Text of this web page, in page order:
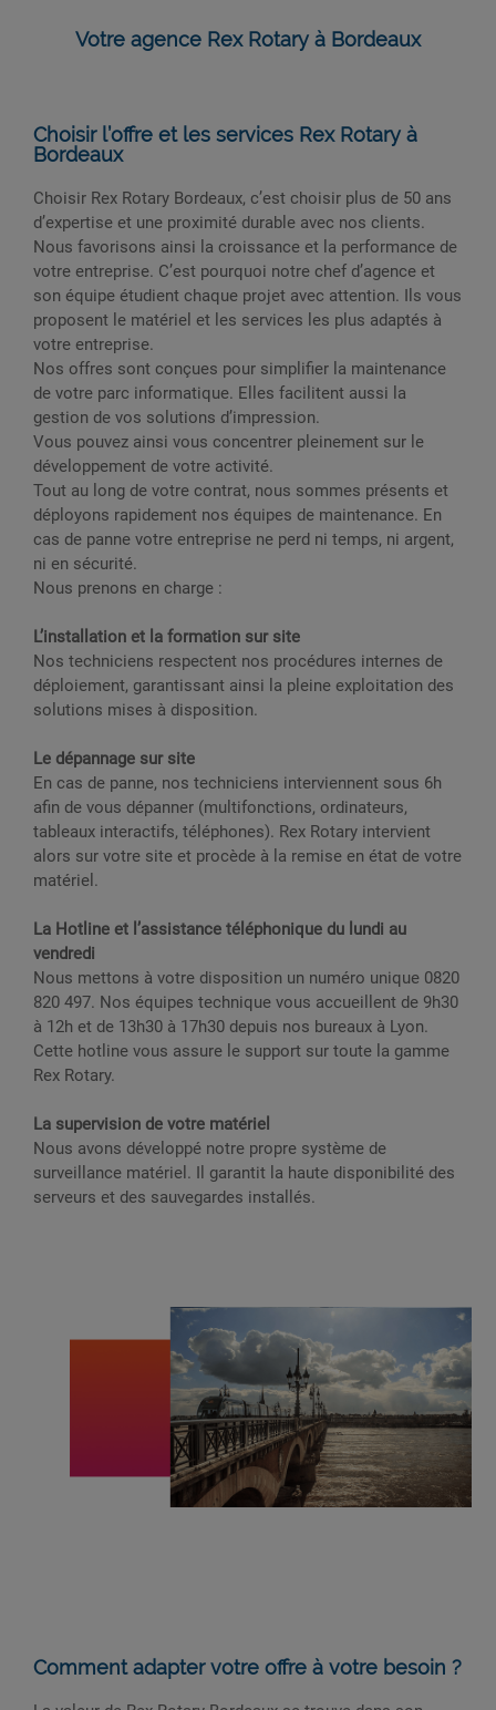
Votre agence Rex Rotary à Bordeaux
Choisir l’offre et les services Rex Rotary à
Bordeaux
Choisir Rex Rotary Bordeaux, c’est choisir plus de 50 ans
d’expertise et une proximité durable avec nos clients.
Nous favorisons ainsi la croissance et la performance de
votre entreprise. C’est pourquoi notre chef d’agence et
son équipe étudient chaque projet avec attention. Ils vous
proposent le matériel et les services les plus adaptés à
votre entreprise.
Nos offres sont conçues pour simplifier la maintenance
de votre parc informatique. Elles facilitent aussi la
gestion de vos solutions d’impression.
Vous pouvez ainsi vous concentrer pleinement sur le
développement de votre activité.
Tout au long de votre contrat, nous sommes présents et
déployons rapidement nos équipes de maintenance. En
cas de panne votre entreprise ne perd ni temps, ni argent,
ni en sécurité.
Nous prenons en charge :
L’installation et la formation sur site
Nos techniciens respectent nos procédures internes de
déploiement, garantissant ainsi la pleine exploitation des
solutions mises à disposition.
Le dépannage sur site
En cas de panne, nos techniciens interviennent sous 6h
afin de vous dépanner (multifonctions, ordinateurs,
tableaux interactifs, téléphones). Rex Rotary intervient
alors sur votre site et procède à la remise en état de votre
matériel.
La Hotline et l’assistance téléphonique du lundi au
vendredi
Nous mettons à votre disposition un numéro unique 0820
820 497. Nos équipes technique vous accueillent de 9h30
à 12h et de 13h30 à 17h30 depuis nos bureaux à Lyon.
Cette hotline vous assure le support sur toute la gamme
Rex Rotary.
La supervision de votre matériel
Nous avons développé notre propre système de
surveillance matériel. Il garantit la haute disponibilité des
serveurs et des sauvegardes installés.
Comment adapter votre offre à votre besoin ?